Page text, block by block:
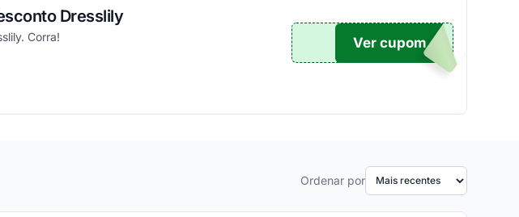
Dresslily
Corra! 1801
Ver cupom
Ordenar por